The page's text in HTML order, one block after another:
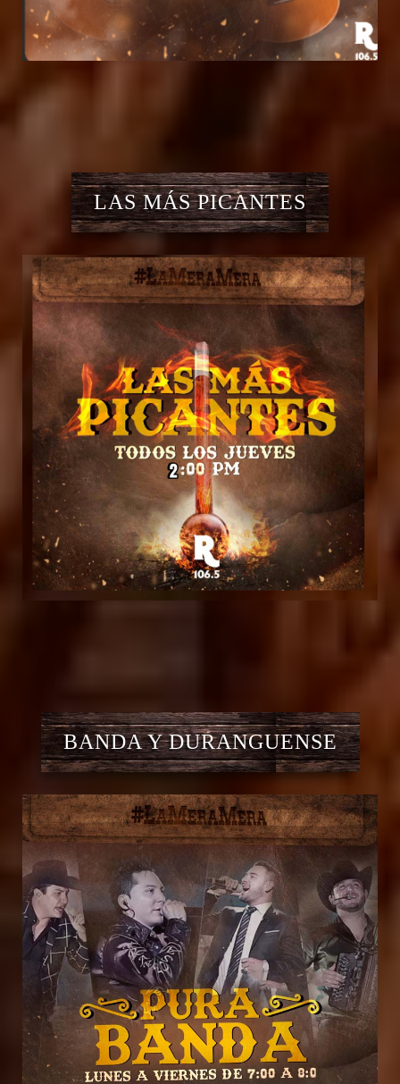
LAS MÁS PICANTES
BANDA Y DURANGUENSE